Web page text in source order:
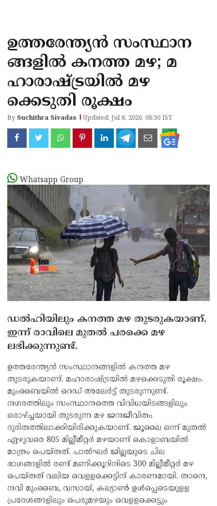
KANNUR
KASARAGOD
ഉത്തരേന്ത്യന്‍ സംസ്ഥാന
ങ്ങളില്‍ കനത്ത മഴ; മ
ഹാരാഷ്ട്രയില്‍ മഴ
ക്കെടുതി രൂക്ഷം
By Suchithra Sivadas Updated: Jul 8, 2026, 08:30 IST
Whatsapp Group
ഡല്‍ഹിയിലും കനത്ത മഴ തുടരുകയാണ്.
ഇന്ന് രാവിലെ മുതല്‍ പരക്കെ മഴ
ലഭിക്കുന്നുണ്ട്.
ഉത്തരേന്ത്യന്‍ സംസ്ഥാനങ്ങളില്‍ കനത്ത മഴ
തുടരുകയാണ്. മഹാരാഷ്ട്രയില്‍ മഴക്കെടുതി രൂക്ഷം.
മുംബൈയില്‍ റെഡ് അലേര്‍ട്ട് തുടരുന്നുണ്ട്.
നഗരത്തിലും സംസ്ഥാനത്തെ വിവിധയിടങ്ങളിലും
ഒരാഴ്ച്ചയായി തുടരുന്ന മഴ ജനജീവിതം
ദുരിതത്തിലാക്കിയിരിക്കുകയാണ്. ജൂലൈ ഒന്ന് മുതല്‍
ഏഴുവരെ 805 മില്ലീമീറ്റര്‍ മഴയാണ് കൊളാബയില്‍
മാത്രം പെയ്തത്. പാല്‍ഘര്‍ ജില്ലയുടെ ചില
ഭാഗങ്ങളില്‍ രണ്ട് മണിക്കൂറിനിടെ 300 മില്ലീമീറ്റര്‍ മഴ
പെയ്തത് വലിയ വെളളക്കെട്ടിന് കാരണമായി. താനെ,
നവി മുംബൈ, വസായ്, കല്യാണ്‍ ഉള്‍പ്പെടെയുളള
പ്രദേശങ്ങളിലും പെരുമഴയും വെളളക്കെട്ടും